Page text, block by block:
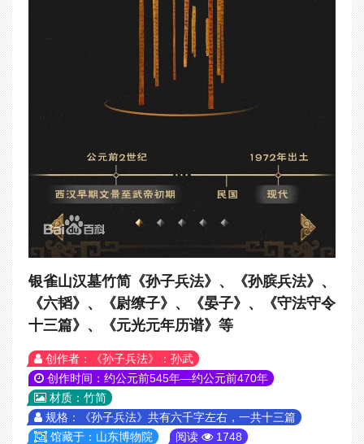
银雀山汉墓竹简《孙子兵法》、《孙膑兵法》、
《六韬》、《尉缭子》、《晏子》、《守法守令
十三篇》、《元光元年历谱》等
创作者：《孙子兵法》：孙武
创作时间：约公元前545年—约公元前470年
材质：竹简
规格：《孙子兵法》共有六千字左右，一共十三篇
馆藏于：山东博物院
阅读
1748